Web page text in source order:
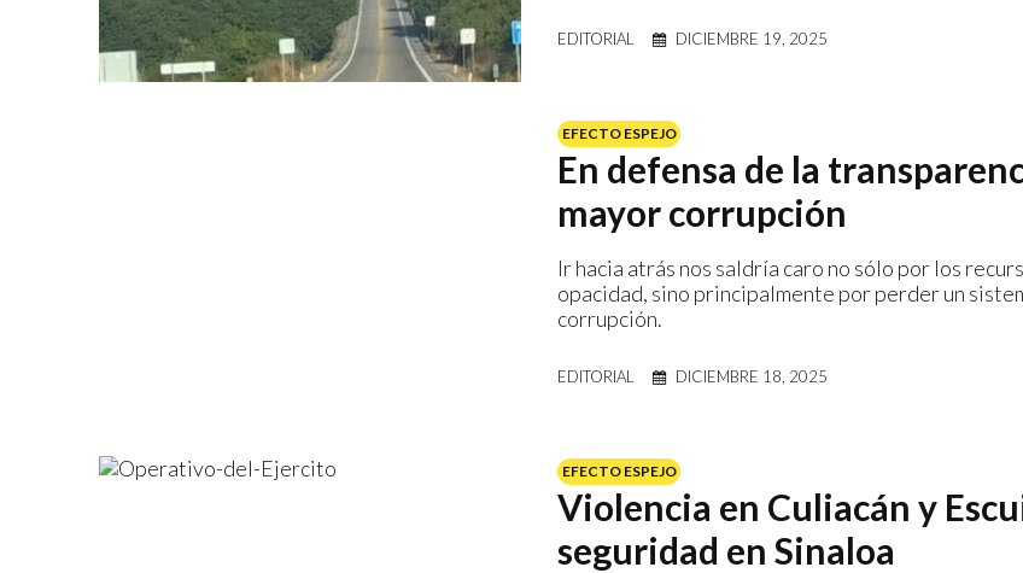
EDITORIAL DICIEMBRE 19, 2025
EFECTO ESPEJO
En defensa de la
mayor corrupción
Ir hacia atrás nos saldría caro no sólo por los
opacidad, sino principalmente por perder un
corrupción.
EDITORIAL DICIEMBRE 18, 2025
EFECTO ESPEJO
Violencia en Culiacán y
seguridad en Sinaloa